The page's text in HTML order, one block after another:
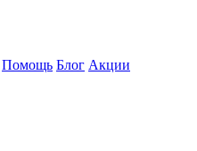
Помощь Блог Акции